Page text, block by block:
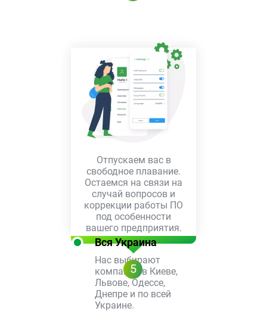
Отпускаем вас в
свободное плавание.
Остаемся на связи на
случай вопросов и
коррекции работы ПО
под особенности
вашего предприятия.
5
Вся Украина
Нас выбирают
компании в Киеве,
Львове, Одессе,
Днепре и по всей
Украине.